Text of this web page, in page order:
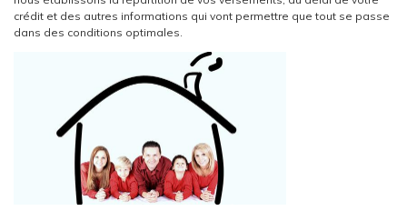
crédit et des autres informations qui vont permettre que tout se passe
dans des conditions optimales.